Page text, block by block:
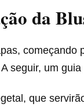
da
começando
seguir, um
que